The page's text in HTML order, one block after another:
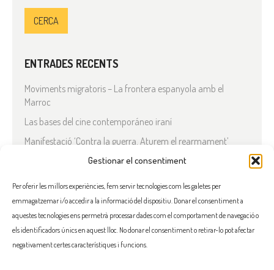
Gestionar el consentiment
Per oferir les millors experiències, fem servir tecnologies com les galetes per
emmagatzemar i/o accedir a la informació del dispositiu. Donar el consentiment a
aquestes tecnologies ens permetrà processar dades com el comportament de navegació o
els identificadors únics en aquest lloc. No donar el consentiment o retirar-lo pot afectar
negativament certes característiques i funcions.
ENTRADES RECENTS
Moviments migratoris – La frontera espanyola amb el
Marroc
Las bases del cine contemporáneo iraní
Manifestació ‘Contra la guerra. Aturem el rearmament’
En solidaritat amb el Líban
Què està passant a l’Iran?
COMENTARIS RECENTS